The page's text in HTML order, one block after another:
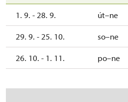
1. 9. - 28. 9. út–ne
29. 9. - 25. 10. so–ne
26. 10. - 1. 11. po–ne